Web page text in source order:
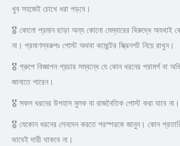
খুব সহজেই চোখে ধরা পড়বে।
🎖 কোনো প্রমান ছাড়া অন্য কোনো মেম্বারের বিরুদ্ধে অযথাই
না। প্রমাণস্বরুপঃ পোস্ট অথবা কমেন্টের স্ক্রিনশট নিয়ে রাখুন।
🎖 গ্রুপে বিজ্ঞাপন প্রচার সম্বন্ধে যে কোন ধরনের পরামর্শ বা
জানাতে পারেন।
🎖 সকল ধরনের উপহাস মুলক বা রাজনৈতিক পোস্ট করা যাবে না।
🎖 যেকোন ধরনের লেনদেন করতে পরস্পরকে জানুন। কোন
ভাবেই দায়ী থাকবে না।